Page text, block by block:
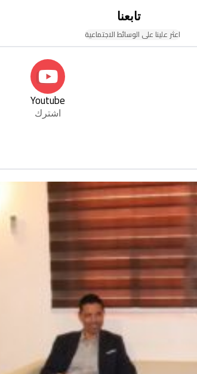
تابعنا
اعثر علينا على الوسائط الاجتماعية
Youtube
اشترك